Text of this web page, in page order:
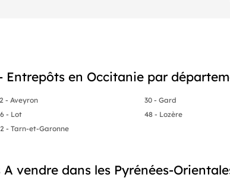
Entrepôts en Occitanie par
- Aveyron 30 - Gard
- Lot 48 - Lozère
- Tarn-et-Garonne
vendre dans les Pyrénées-